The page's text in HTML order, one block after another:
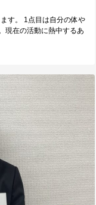
解像度を高めながら
来た ２．ギャップの分
った対象者には夫々必
の言語化が不足してい
ンディング研修を通じ
練。 ■【周囲への感謝】
誰から、どのような価値
※最も潜在ニーズにアプ
イスしてくれたメンバ
のみ） 本日は運営として
。グループワークで一
田さん、杉山さんの言
、大変感謝しておりま
この度は貴重な研修機
、支部の改革が前進す
けることに大変感謝し
続け、周囲に価値を還
す。 1点目は自分の体や
現在の活動に熱中するあ
的に物事を考えていき
た上で、次回も素敵な
ように、誠実な言動を
ョンのマインドセッ
論ができるようにその方
たいか、を相手にも伝
に2点あります。 1点目
ること 2点目は肉体・精
慣を構成すること 社会
活かし、社会人になっ
と思います。 ■研修講師
貴重なお時間を誠にあ
を通じて、自身の現状